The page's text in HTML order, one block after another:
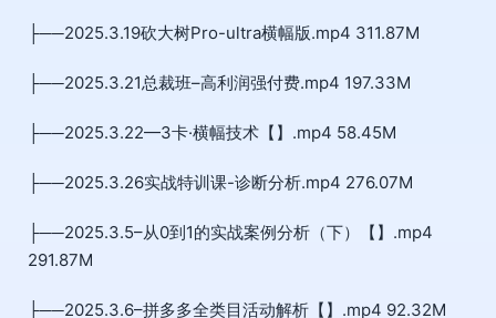
├──2025.3.19砍大树Pro-ultra横幅版.mp4 311.87M
├──2025.3.21总裁班–高利润强付费.mp4 197.33M
├──2025.3.22—3卡·横幅技术【】.mp4 58.45M
├──2025.3.26实战特训课-诊断分析.mp4 276.07M
├──2025.3.5–从0到1的实战案例分析（下）【】.mp4
291.87M
├──2025.3.6–拼多多全类目活动解析【】.mp4 92.32M